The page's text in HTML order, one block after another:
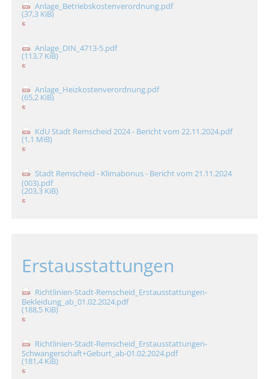
Anlage_Betriebskostenverordnung.pdf
(37,3 KiB)
Anlage_DIN_4713-5.pdf
(113,7 KiB)
Anlage_Heizkostenverordnung.pdf
(65,2 KiB)
KdU Stadt Remscheid 2024 - Bericht vom 22.11.2024.pdf
(1,1 MiB)
Stadt Remscheid - Klimabonus - Bericht vom 21.11.2024
(003).pdf
(203,3 KiB)
Erstausstattungen
Richtlinien-Stadt-Remscheid_Erstausstattungen-
Bekleidung_ab_01.02.2024.pdf
(188,5 KiB)
Richtlinien-Stadt-Remscheid_Erstausstattungen-
Schwangerschaft+Geburt_ab-01.02.2024.pdf
(181,4 KiB)